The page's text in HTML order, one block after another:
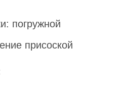
погружной
присоской